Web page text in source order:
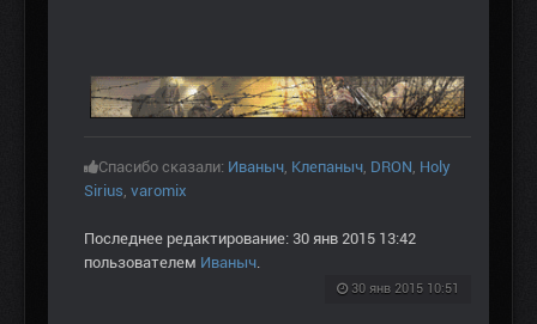
Спасибо сказали: Иваныч Клепаныч DRON Holy
Sirius varomix
Последнее редактирование: 30 янв 2015 13:42
пользователем Иваныч
30 янв 2015 10:51